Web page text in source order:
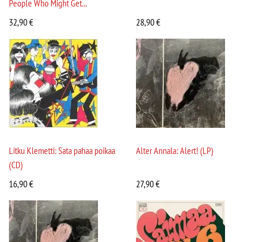
People Who Might Get...
32,90€ 28,90€
Litku Klemetti: Sata pahaa poikaa
(CD)
16,90€
Alter Annala: Alert! (LP)
27,90€